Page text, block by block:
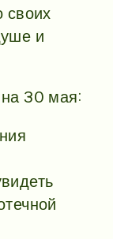
своих
и
на 30 мая: